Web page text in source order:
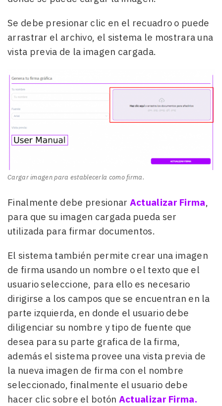
Se debe presionar clic en el recuadro o puede
arrastrar el archivo, el sistema le mostrara una
vista previa de la imagen cargada.
Cargar imagen para establecerla como firma.
Finalmente debe presionar Actualizar Firma,
para que su imagen cargada pueda ser
utilizada para firmar documentos.
El sistema también permite crear una imagen
de firma usando un nombre o el texto que el
usuario seleccione, para ello es necesario
dirigirse a los campos que se encuentran en la
parte izquierda, en donde el usuario debe
diligenciar su nombre y tipo de fuente que
desea para su parte grafica de la firma,
además el sistema provee una vista previa de
la nueva imagen de firma con el nombre
seleccionado, finalmente el usuario debe
hacer clic sobre el botón Actualizar Firma.